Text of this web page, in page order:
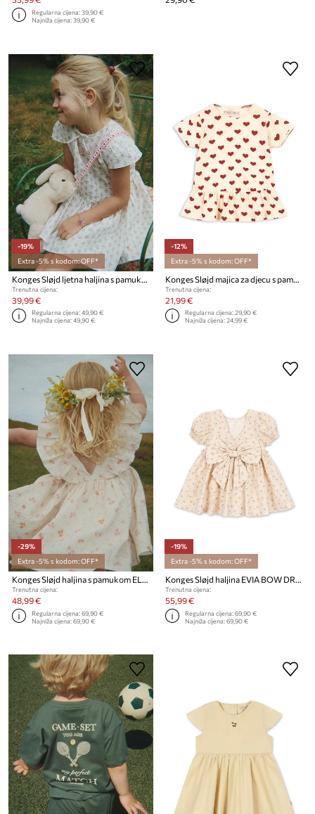
Regularna cijena:39,90 €
Najniža cijena:39,90 €
-19%
Extra -5% s kodom: OFF*
Trenutna cijena:
39,99 €
Regularna cijena:49,90 €
Najniža cijena:49,90 €
-12%
Extra -5% s kodom: OFF*
Trenutna cijena:
21,99 €
Regularna cijena:29,90 €
Najniža cijena:24,99 €
-29%
Extra -5% s kodom: OFF*
Konges Sløjd haljina s pamukom ELIN FRILL DRESS GOTS
Trenutna cijena:
48,99 €
Regularna cijena:69,90 €
Najniža cijena:69,90 €
-19%
Extra -5% s kodom: OFF*
Konges Sløjd haljina EVIA BOW DRESS GOTS
Trenutna cijena:
55,99 €
Regularna cijena:69,90 €
Najniža cijena:69,90 €